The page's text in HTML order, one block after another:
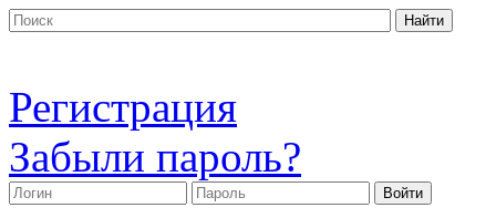
Регистрация
Забыли пароль?